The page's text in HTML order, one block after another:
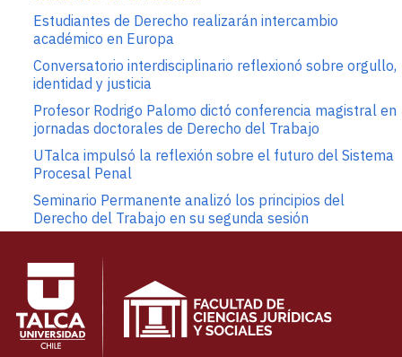
Estudiantes de Derecho realizarán intercambio
académico en Europa
Conversatorio interdisciplinario reflexionó sobre orgullo,
identidad y justicia
Profesor Rodrigo Palomo dictó conferencia magistral en
jornadas doctorales de Derecho del Trabajo
UTalca impulsó la reflexión sobre el futuro del Sistema
Procesal Penal
Seminario Permanente analizó los principios del
Derecho del Trabajo en su segunda sesión